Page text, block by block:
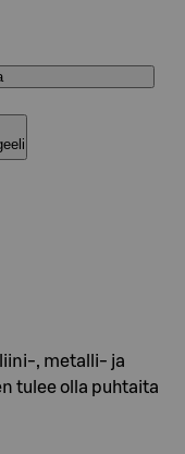
, metalli- ja
tulee olla puhtaita